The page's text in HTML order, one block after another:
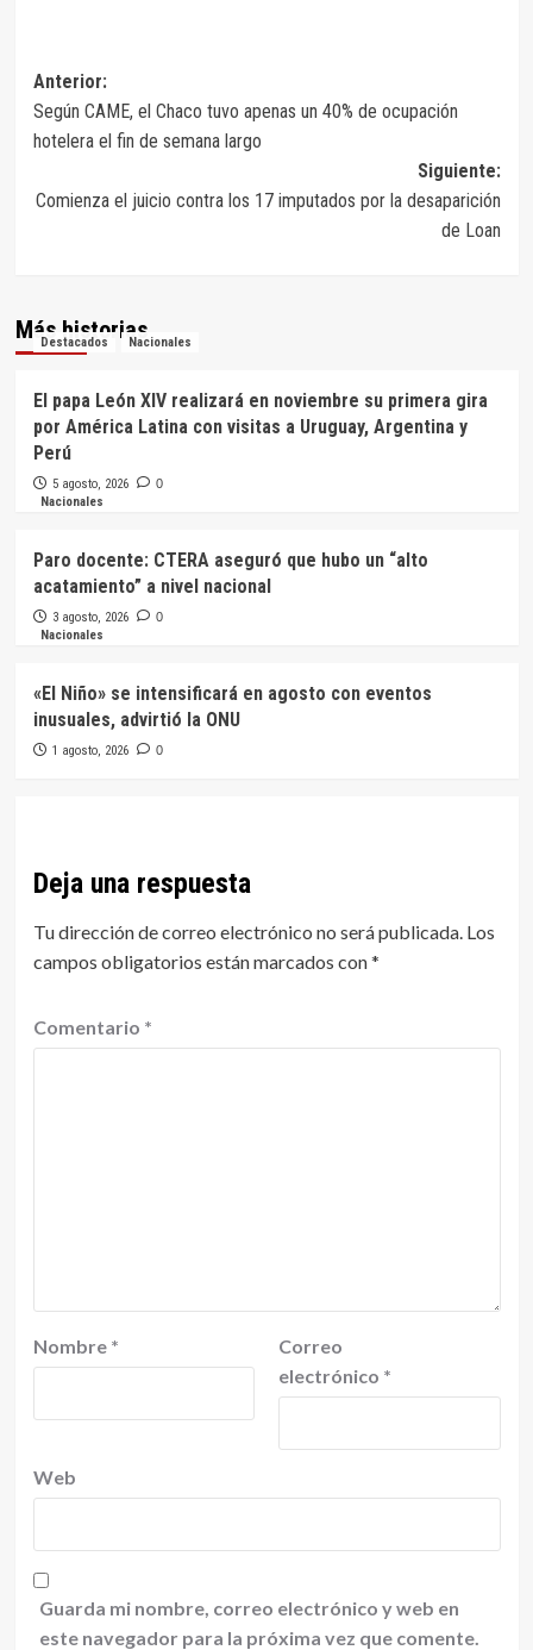
Navegación
de
Anterior:
Según CAME, el Chaco tuvo apenas un 40% de ocupación
hotelera el fin de semana largo
Siguiente:
Comienza el juicio contra los 17 imputados por la desaparición
de Loan
Más historias
Destacados Nacionales
El papa León XIV realizará en noviembre su primera gira
por América Latina con visitas a Uruguay, Argentina y
Perú
5 agosto, 2026 0
Nacionales
Paro docente: CTERA aseguró que hubo un “alto
acatamiento” a nivel nacional
3 agosto, 2026 0
Nacionales
«El Niño» se intensificará en agosto con eventos
inusuales, advirtió la ONU
1 agosto, 2026 0
Deja una respuesta
Tu dirección de correo electrónico no será publicada. Los
campos obligatorios están marcados con*
Comentario *
Nombre *
Correo
electrónico *
Web
Guarda mi nombre, correo electrónico y web en
este navegador para la próxima vez que comente.